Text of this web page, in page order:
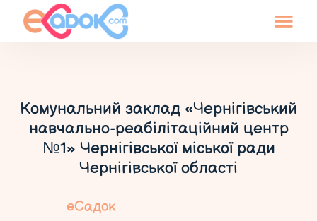
Комунальний заклад «Чернігівський
навчально-реабілітаційний центр
№1» Чернігівської міської ради
Чернігівської області
еСадок